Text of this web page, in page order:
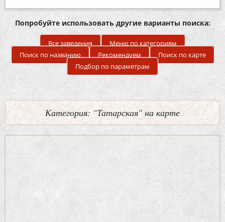
Попробуйте использовать другие варианты поиска:
Все заведения
Меню по категориям
Поиск по названию
Рекомендуем
Поиск по карте
Подбор по параметрам
Категория: "Татарская" на карте